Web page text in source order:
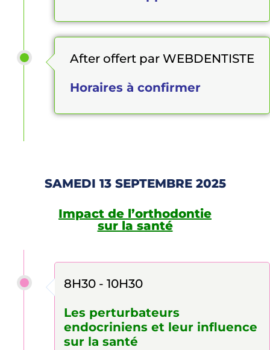
After offert par WEBDENTISTE
Horaires à confirmer
SAMEDI 13 SEPTEMBRE 2025
Impact de l’orthodontie
sur la santé
8H30 - 10H30
Les perturbateurs
endocriniens et leur influence
sur la santé